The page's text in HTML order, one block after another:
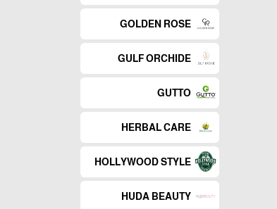
GOLDEN ROSE
GULF ORCHIDE
GUTTO
HERBAL CARE
HOLLYWOOD STYLE
HUDA BEAUTY